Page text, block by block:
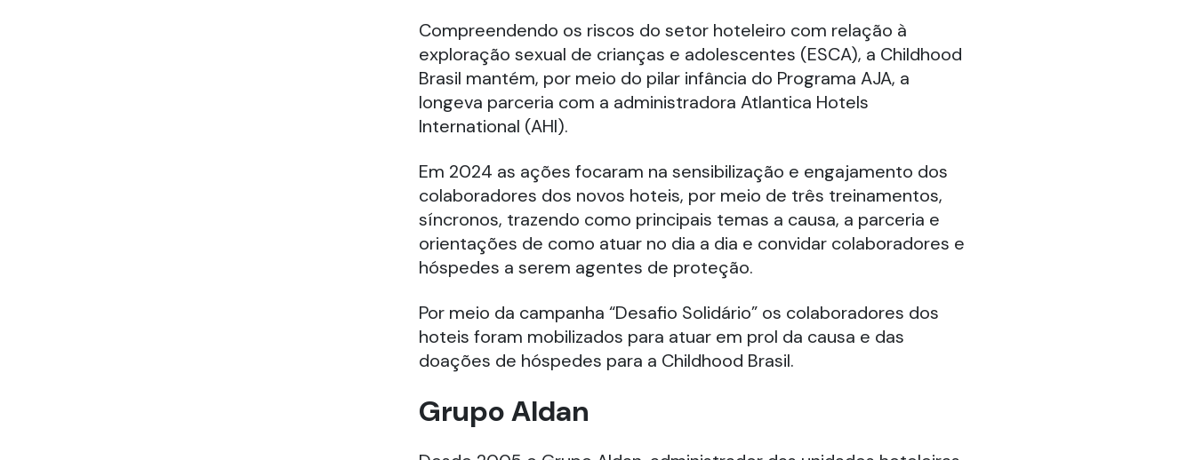
Compreendendo os riscos do setor hoteleiro com relação à
exploração sexual de crianças e adolescentes (ESCA), a Childhood
Brasil mantém, por meio do pilar infância do Programa AJA, a
longeva parceria com a administradora Atlantica Hotels
International (AHI).
Em 2024 as ações focaram na sensibilização e engajamento dos
colaboradores dos novos hoteis, por meio de três treinamentos,
síncronos, trazendo como principais temas a causa, a parceria e
orientações de como atuar no dia a dia e convidar colaboradores e
hóspedes a serem agentes de proteção.
Por meio da campanha “Desafio Solidário” os colaboradores dos
hoteis foram mobilizados para atuar em prol da causa e das
doações de hóspedes para a Childhood Brasil.
Grupo Aldan